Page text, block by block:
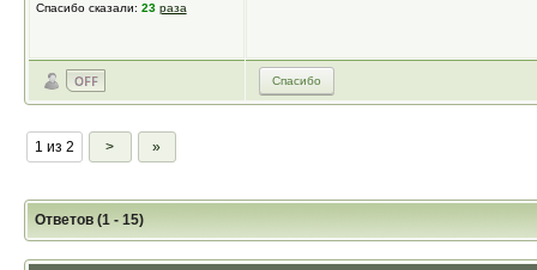
Спасибо сказали: 23 раза
Спасибо
1 из 2 > »
Ответов (1 - 15)